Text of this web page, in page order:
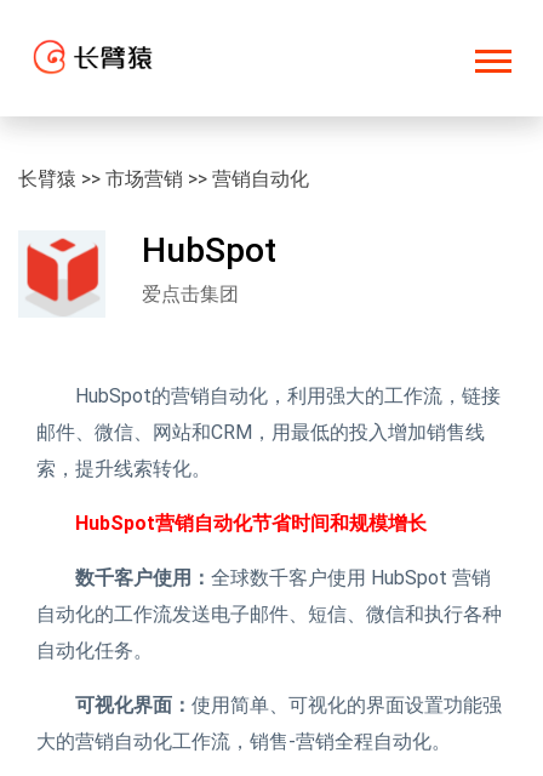
长臂猿 >> 市场营销 >> 营销自动化
HubSpot
爱点击集团
HubSpot的营销自动化，利用强大的工作流，链接
邮件、微信、网站和CRM，用最低的投入增加销售线
索，提升线索转化。
HubSpot营销自动化节省时间和规模增长
数千客户使用： 全球数千客户使用 HubSpot 营销
自动化的工作流发送电子邮件、短信、微信和执行各种
自动化任务。
可视化界面： 使用简单、可视化的界面设置功能强
大的营销自动化工作流，销售-营销全程自动化。